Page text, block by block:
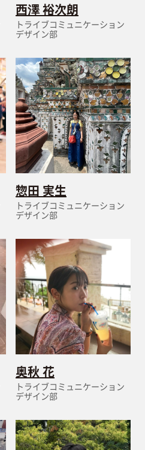
西澤 裕次朗
トライブコミュニケーション
デザイン部
惣田 実生
トライブコミュニケーション
デザイン部
奥秋 花
トライブコミュニケーション
デザイン部